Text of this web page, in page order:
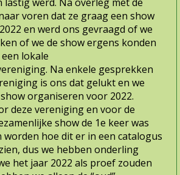
voren dat ze graag een show
en werd ons gevraagd of we
of we de show ergens konden
lokale
Na enkele gesprekken
is ons dat gelukt en we
organiseren voor 2022.
deze vereniging en voor de
show de 1e keer was
worden hoe dit er in een catalogus
dus we hebben onderling
het jaar 2022 als proef zouden